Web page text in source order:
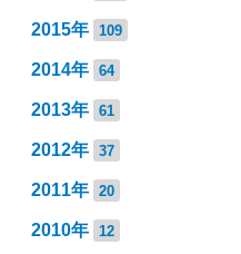
2015年 109
2014年 64
2013年 61
2012年 37
2011年 20
2010年 12